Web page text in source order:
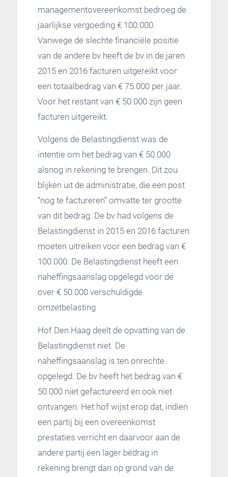
managementovereenkomst bedroeg de
jaarlijkse vergoeding € 100.000.
Vanwege de slechte financiële positie
van de andere bv heeft de bv in de jaren
2015 en 2016 facturen uitgereikt voor
een totaalbedrag van € 75.000 per jaar.
Voor het restant van € 50.000 zijn geen
facturen uitgereikt.
Volgens de Belastingdienst was de
intentie om het bedrag van € 50.000
alsnog in rekening te brengen. Dit zou
blijken uit de administratie, die een post
“nog te factureren” omvatte ter grootte
van dit bedrag. De bv had volgens de
Belastingdienst in 2015 en 2016 facturen
moeten uitreiken voor een bedrag van €
100.000. De Belastingdienst heeft een
naheffingsaanslag opgelegd voor de
over € 50.000 verschuldigde
omzetbelasting
Hof Den Haag deelt de opvatting van de
Belastingdienst niet. De
naheffingsaanslag is ten onrechte
opgelegd. De bv heeft het bedrag van €
50.000 niet gefactureerd en ook niet
ontvangen. Het hof wijst erop dat, indien
een partij bij een overeenkomst
prestaties verricht en daarvoor aan de
andere partij een lager bedrag in
rekening brengt dan op grond van de